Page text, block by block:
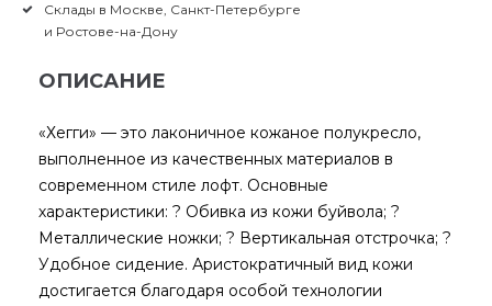
Склады в Москве, Санкт-Петербурге
и Ростове-на-Дону
ОПИСАНИЕ
«Хегги» — это лаконичное кожаное полукресло,
выполненное из качественных материалов в
современном стиле лофт. Основные
характеристики: ? Обивка из кожи буйвола; ?
Металлические ножки; ? Вертикальная отстрочка; ?
Удобное сидение. Аристократичный вид кожи
достигается благодаря особой технологии